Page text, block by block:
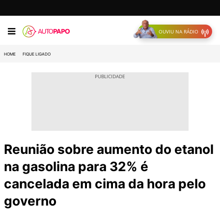
OUVIU NA RÁDIO
HOME FIQUE LIGADO
Reunião sobre aumento do etanol
na gasolina para 32% é
cancelada em cima da hora pelo
governo